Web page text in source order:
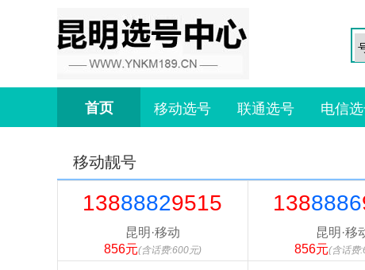
首页 移动选号 联通选号 电信
移动靓号
13888829515
昆明·移动
856元(含话费:600元)
1388886
昆明·移
856元(含话费